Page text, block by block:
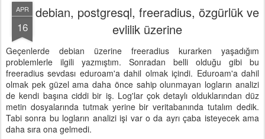
APR
16
debian, postgresql, freeradius, özgürlük ve
evlilik üzerine
Geçenlerde debian üzerine freeradius kurarken yaşadığım
problemlerle ilgili yazmıştım. Sonradan belli olduğu gibi bu
freeradius sevdası eduroam'a dahil olmak içindi. Eduroam'a dahil
olmak pek güzel ama daha önce sahip olunmayan logların analizi
de kendi başına ciddi bir iş. Log'lar çok detaylı olduklarından düz
metin dosyalarında tutmak yerine bir veritabanında tutalım dedik.
Tabi sonra bu logların analizi işi var o da ayrı çaba isteyecek ama
daha sıra ona gelmedi.